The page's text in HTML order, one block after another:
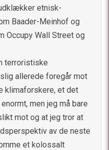
etnisk-
Baader-Meinhof og
Wall Street og
terroristiske
allerede foregår mot
klimaforskere, et det
men jeg må bare
mot og at jeg tror at
av de neste
et kolossalt